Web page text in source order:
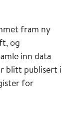
fram ny
og
inn data
blitt publisert i
for